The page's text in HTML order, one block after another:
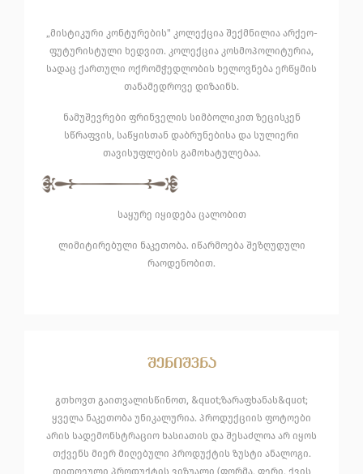
„მისტიკური კონტურების" კოლექცია შექმნილია არქეო-
ფუტურისტული ხედვით. კოლექცია კოსმოპოლიტურია,
სადაც ქართული ოქრომჭედლობის ხელოვნება ერწყმის
თანამედროვე დიზაინს.
ნამუშევრები ფრინველის სიმბოლიკით ზეცისკენ
სწრაფვის, საწყისთან დაბრუნებისა და სულიერი
თავისუფლების გამოხატულებაა.
საყურე იყიდება ცალობით
ლიმიტირებული ნაკეთობა. იწარმოება შეზღუდული
რაოდენობით.
შენიშვნა
გთხოვთ გაითვალისწინოთ, &quot;ზარაფხანას&quot;
ყველა ნაკეთობა უნიკალურია. პროდუქციის ფოტოები
არის სადემონსტრაციო ხასიათის და შესაძლოა არ იყოს
თქვენს მიერ მიღებული პროდუქტის ზუსტი ანალოგი.
თითოეული პროდუქტის ვიზუალი (ფორმა, ფერი, ქვის